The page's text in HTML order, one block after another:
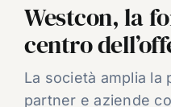
CARRIERE
VIDEO
EVENTI
CHI SIAMO
Westcon, la
centro
La società amplia la
partner e aziende